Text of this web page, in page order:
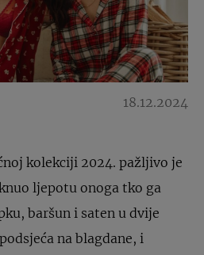
18.12.2024
kolekciji 2024. pažljivo je
ljepotu onoga tko ga
baršun i saten u dvije
na blagdane, i